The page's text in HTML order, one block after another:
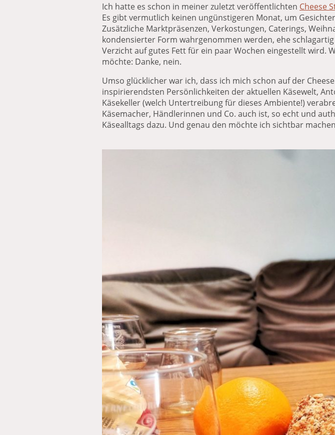
Ich hatte es schon in meiner zuletzt veröffentlichten Cheese
Es gibt vermutlich keinen ungünstigeren Monat, um
Zusätzliche Marktpräsenzen, Verkostungen, Caterings,
kondensierter Form wahrgenommen werden, ehe
Verzicht auf gutes Fett für ein paar Wochen eingestellt wird.
möchte: Danke, nein.
Umso glücklicher war ich, dass ich mich schon auf der
inspirierendsten Persönlichkeiten der aktuellen Käsewelt,
Käsekeller (welch Untertreibung für dieses Ambiente!)
Käsemacher, Händlerinnen und Co. auch ist, so echt und
Käsealltags dazu. Und genau den möchte ich sichtbar